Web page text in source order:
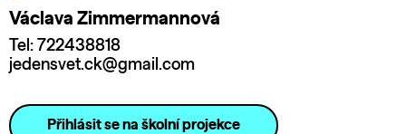
Václava Zimmermannová
Tel: ​722438818
jedensvet.ck@gmail.com
Přihlásit se na školní projekce